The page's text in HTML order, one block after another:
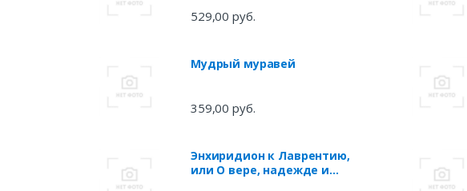
529,00 руб.
Мудрый муравей
359,00 руб.
Энхиридион к Лаврентию,
или О вере, надежде и